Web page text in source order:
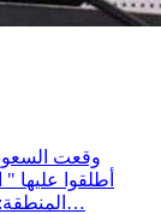
وقعت
أطلقوا
المنطقة: مواجهة إيران لأمريكا والكيان، علاقة متوترة مع…